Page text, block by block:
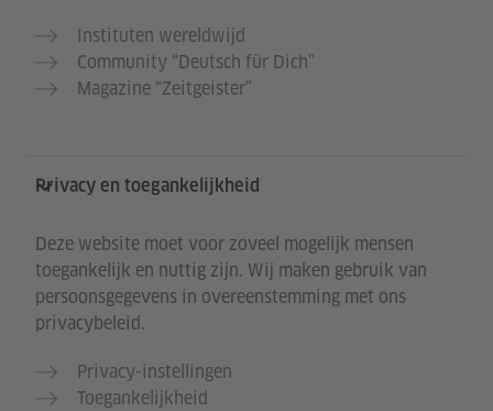
Instituten wereldwijd
Community “Deutsch für Dich”
Magazine “Zeitgeister”
Privacy en toegankelijkheid
Deze website moet voor zoveel mogelijk mensen
toegankelijk en nuttig zijn. Wij maken gebruik van
persoonsgegevens in overeenstemming met ons
privacybeleid.
Privacy-instellingen
Toegankelijkheid